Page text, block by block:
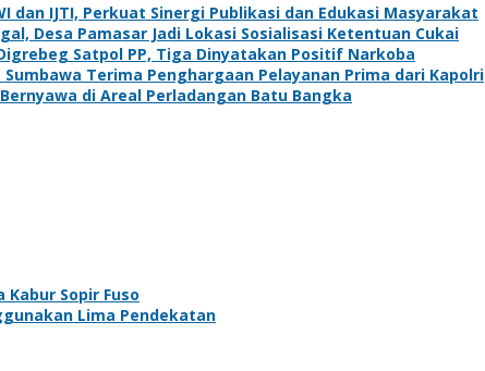
dan IJTI, Perkuat Sinergi Publikasi dan Edukasi Masyarakat
Desa Pamasar Jadi Lokasi Sosialisasi Ketentuan Cukai
Satpol PP, Tiga Dinyatakan Positif Narkoba
Terima Penghargaan Pelayanan Prima dari Kapolri
di Areal Perladangan Batu Bangka
Kabur Sopir Fuso
Lima Pendekatan